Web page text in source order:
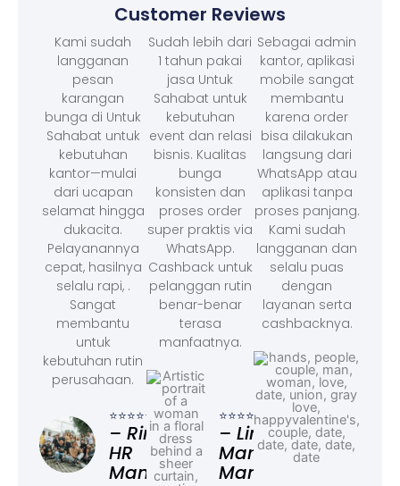
Customer Reviews
Kami sudah
langganan
pesan
karangan
bunga di Untuk
Sahabat untuk
kebutuhan
kantor—mulai
dari ucapan
selamat hingga
dukacita.
Pelayanannya
cepat, hasilnya
selalu rapi, .
Sangat
membantu
untuk
kebutuhan rutin
perusahaan.
⭐⭐⭐⭐⭐
– Rina,
HR
Manager
Sudah lebih dari
1 tahun pakai
jasa Untuk
Sahabat untuk
kebutuhan
event dan relasi
bisnis. Kualitas
bunga
konsisten dan
proses order
super praktis via
WhatsApp.
Cashback untuk
pelanggan rutin
benar-benar
terasa
manfaatnya.
⭐⭐⭐⭐⭐
– Linda,
Marketing
Manager
Sebagai admin
kantor, aplikasi
mobile sangat
membantu
karena order
bisa dilakukan
langsung dari
WhatsApp atau
aplikasi tanpa
proses panjang.
Kami sudah
langganan dan
selalu puas
dengan
layanan serta
cashbacknya.